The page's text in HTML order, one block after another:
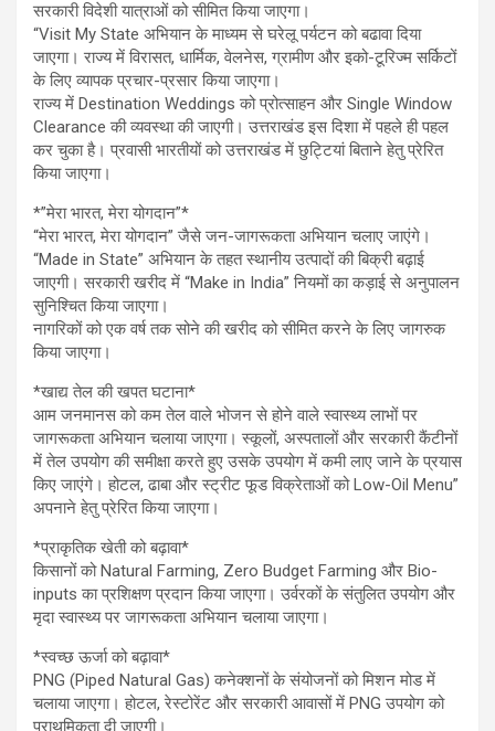
सरकारी विदेशी यात्राओं को सीमित किया जाएगा।
“Visit My State अभियान के माध्यम से घरेलू पर्यटन को बढावा दिया
जाएगा। राज्य में विरासत, धार्मिक, वेलनेस, ग्रामीण और इको-टूरिज्म सर्किटों
के लिए व्यापक प्रचार-प्रसार किया जाएगा।
राज्य में Destination Weddings को प्रोत्साहन और Single Window
Clearance की व्यवस्था की जाएगी। उत्तराखंड इस दिशा में पहले ही पहल
कर चुका है। प्रवासी भारतीयों को उत्तराखंड में छुट्टियां बिताने हेतु प्रेरित
किया जाएगा।
*”मेरा भारत, मेरा योगदान”*
“मेरा भारत, मेरा योगदान” जैसे जन-जागरूकता अभियान चलाए जाएंगे।
“Made in State” अभियान के तहत स्थानीय उत्पादों की बिक्री बढ़ाई
जाएगी। सरकारी खरीद में “Make in India” नियमों का कड़ाई से अनुपालन
सुनिश्चित किया जाएगा।
नागरिकों को एक वर्ष तक सोने की खरीद को सीमित करने के लिए जागरुक
किया जाएगा।
*खाद्य तेल की खपत घटाना*
आम जनमानस को कम तेल वाले भोजन से होने वाले स्वास्थ्य लाभों पर
जागरूकता अभियान चलाया जाएगा। स्कूलों, अस्पतालों और सरकारी कैंटीनों
में तेल उपयोग की समीक्षा करते हुए उसके उपयोग में कमी लाए जाने के प्रयास
किए जाएंगे। होटल, ढाबा और स्ट्रीट फूड विक्रेताओं को Low-Oil Menu”
अपनाने हेतु प्रेरित किया जाएगा।
*प्राकृतिक खेती को बढ़ावा*
किसानों को Natural Farming, Zero Budget Farming और Bio-
inputs का प्रशिक्षण प्रदान किया जाएगा। उर्वरकों के संतुलित उपयोग और
मृदा स्वास्थ्य पर जागरूकता अभियान चलाया जाएगा।
*स्वच्छ ऊर्जा को बढ़ावा*
PNG (Piped Natural Gas) कनेक्शनों के संयोजनों को मिशन मोड में
चलाया जाएगा। होटल, रेस्टोरेंट और सरकारी आवासों में PNG उपयोग को